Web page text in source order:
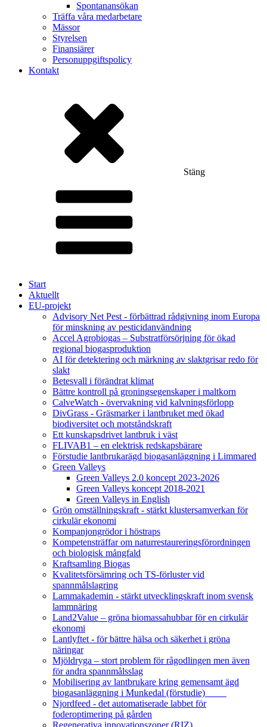
Spontanansökan
Träffa våra medarbetare
Mässor
Styrelsen
Finansiärer
Personuppgiftspolicy
Kontakt
Stäng
Start
Aktuellt
EU-projekt
Advisory Net Pest - förbättrad rådgivning inom Europa
för minskning av pesticidanvändning
Accel Agrobiogas – Substratförsörjning för ökad
regional biogasproduktion
AI för detektering och märkning av slaktgrisar redo för
slakt
Betesvall i förändrat klimat
Bättre kontroll på groningsegenskaper i maltkorn
CalveWatch - övervakning vid kalvningsförlopp
DivGrass - Gräsmarker i lantbruket med ökad
biodiversitet och motståndskraft
Ett kunskapsdrivet lantbruk i väst
FLIVAB1 – en elektrisk redskapsbärare
Förstudie lantbrukarägd biogasanläggning i Limmared
Green Valleys
Green Valleys 2.0 koncept 2023-2026
Green Valleys koncept 2018-2021
Green Valleys in English
Grön omställningskraft - stärkt klustersamverkan för
cirkulär ekonomi
Kompanjongrödor i höstraps
Kompetensträffar om naturrestaureringsförordningen
och biologisk mångfald
Kraftsamling Biogas
Kvalitetsförsämring och TS-förluster vid
spannmålslagring
Lammakademin - stärkt utvecklingskraft inom svensk
lammnäring
Land2Value – gröna biomassahubbar för en cirkulär
ekonomi
Lantlyftet - för bättre hälsa och säkerhet i gröna
näringar
Mjöldryga – stort problem för rågodlingen men även
för andra spannmålsslag
Mobilisering av lantbrukare kring gemensamt ägd
biogasanläggning i Munkedal (förstudie)
Njordfeed - det automatiserade labbet för
foderoptimering på gården
Regenerativa innovationszoner (RIZ)